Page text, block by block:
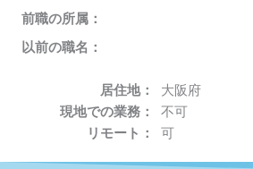
前職の所属：
以前の職名：
居住地：
大阪府
現地での業務：
不可
リモート：
可